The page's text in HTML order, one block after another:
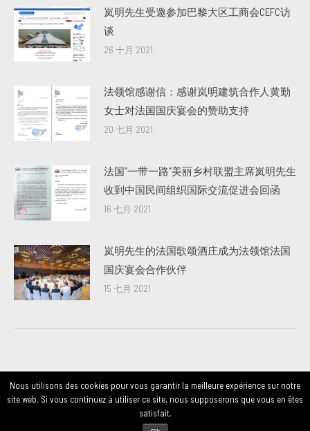
岚明先生受邀参加巴黎大区工商会CEFC访
谈
26 十月 2021
法领馆感谢信：感谢岚明建筑合作人黄勤
女士对法国国庆宴会的赞助支持
20 七月 2021
法国“一带一路”美丽乡村联盟主席岚明先生
收到中国民间组织国际交流促进会回函
16 七月 2021
岚明先生的法国歌颂酒庄成为法领馆法国
国庆宴会合作伙伴
15 七月 2021
© laming.studio 个人介绍
建筑/规划
新闻
Nous utilisons des cookies pour vous garantir la meilleure expérience sur notre
site web. Si vous continuez à utiliser ce site, nous supposerons que vous en êtes
satisfait.